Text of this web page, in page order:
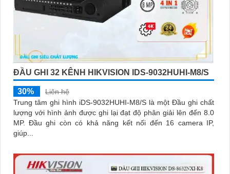
ĐẦU GHI 32 KÊNH HIKVISION IDS-9032HUHI-M8/S
30%
Liên hệ
Trung tâm ghi hình iDS-9032HUHI-M8/S là một Đầu ghi chất
lượng với hình ảnh được ghi lại đạt độ phân giải lên đến 8.0
MP. Đầu ghi còn có khả năng kết nối đến 16 camera IP,
giúp...